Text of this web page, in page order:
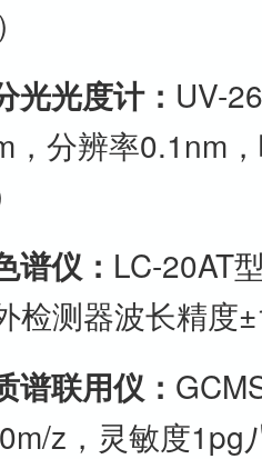
光光度计： UV-
，分辨率0.1nm
谱仪： LC-20AT
检测器波长精度
谱联用仪：
z，灵敏度1pg